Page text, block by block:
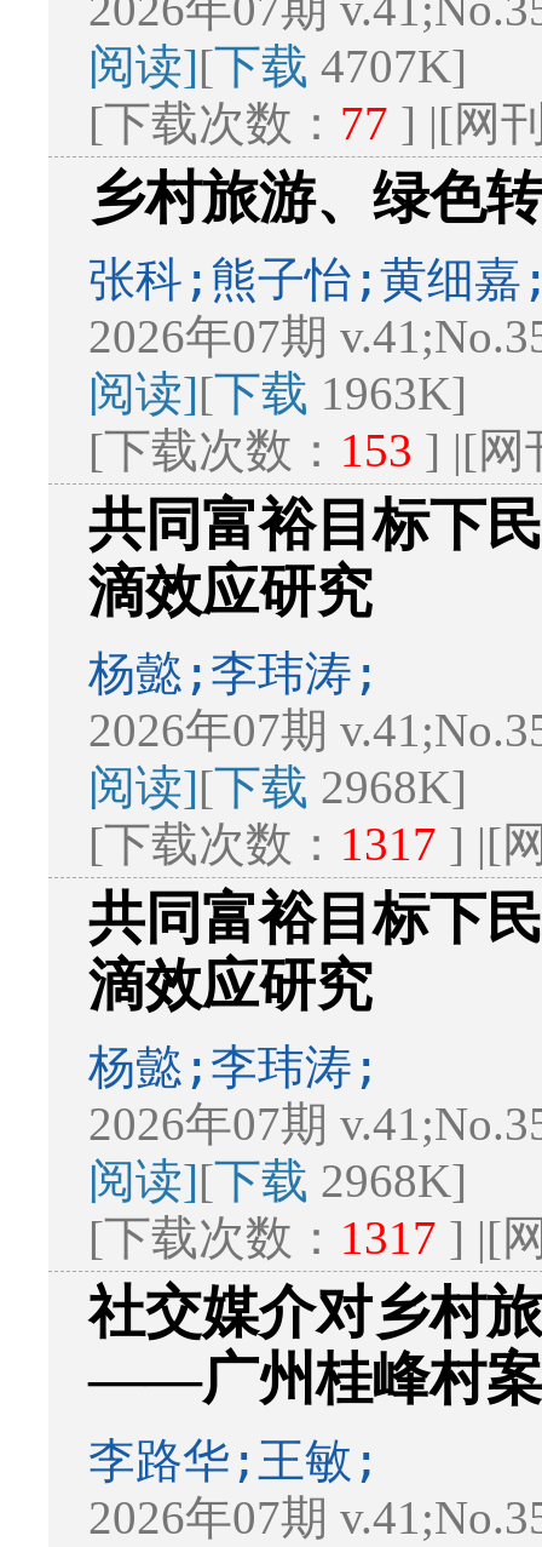
阅读][下载 4707K]
[下载次数： 77 ] |[网
乡村旅游、绿色
张科;熊子怡;黄细
2026年07期
阅读][下载 1963K]
[下载次数： 153 ] |[网
共同富裕目标下
滴效应研究
杨懿;李玮涛;
2026年07期
阅读][下载 2968K]
[下载次数： 1317 ] |[
共同富裕目标下
滴效应研究
杨懿;李玮涛;
2026年07期
阅读][下载 2968K]
[下载次数： 1317 ] |[
社交媒介对乡村
——广州桂峰村
李路华;王敏;
2026年07期